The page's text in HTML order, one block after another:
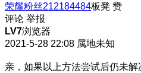
荣耀粉丝212184484板凳 赞
评论 举报
LV7浏览器
2021-5-28 22:08 属地未知
亲，如果以上方法尝试后仍未